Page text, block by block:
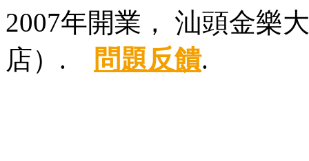
2007年開業， 汕頭金樂
店）.
問題反饋.